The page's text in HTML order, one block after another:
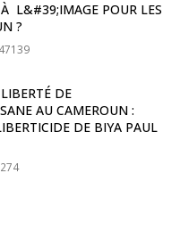
L&#39;IMAGE POUR LES
?
DE
AU CAMEROUN :
DE BIYA PAUL